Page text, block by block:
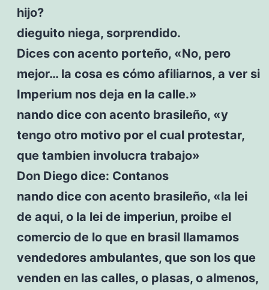
hijo?
dieguito niega, sorprendido.
Dices con acento porteño, «No, pero
mejor… la cosa es cómo afiliarnos, a ver si
Imperium nos deja en la calle.»
nando dice con acento brasileño, «y
tengo otro motivo por el cual protestar,
que tambien involucra trabajo»
Don Diego dice: Contanos
nando dice con acento brasileño, «la lei
de aqui, o la lei de imperiun, proibe el
comercio de lo que en brasil llamamos
vendedores ambulantes, que son los que
venden en las calles, o plasas, o almenos,